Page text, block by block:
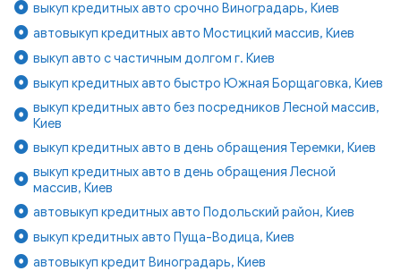
выкуп кредитных авто срочно Виноградарь, Киев
автовыкуп кредитных авто Мостицкий массив, Киев
выкуп авто с частичным долгом г. Киев
выкуп кредитных авто быстро Южная Борщаговка, Киев
выкуп кредитных авто без посредников Лесной массив,
Киев
выкуп кредитных авто в день обращения Теремки, Киев
выкуп кредитных авто в день обращения Лесной
массив, Киев
автовыкуп кредитных авто Подольский район, Киев
выкуп кредитных авто Пуща-Водица, Киев
автовыкуп кредит Виноградарь, Киев